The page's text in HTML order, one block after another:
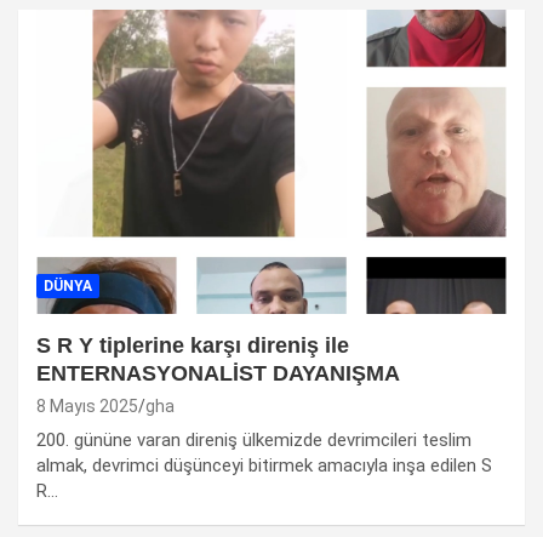
DÜNYA
S R Y tiplerine karşı direniş ile
ENTERNASYONALİST DAYANIŞMA
8 Mayıs 2025 gha
200. gününe varan direniş ülkemizde devrimcileri teslim
almak, devrimci düşünceyi bitirmek amacıyla inşa edilen S
R…